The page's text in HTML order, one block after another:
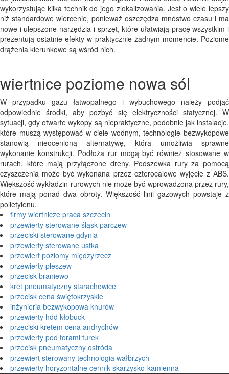
wykorzystując kilka technik do jego zlokalizowania. Jest o wiele lepszy
niż standardowe wiercenie, ponieważ oszczędza mnóstwo czasu i ma
nowe i ulepszone narzędzia i sprzęt, które ułatwiają pracę wszystkim i
prezentują ostatnie efekty w praktycznie żadnym momencie. Poziome
drążenia kierunkowe są wśród nich.
wiertnice poziome nowa sól
W przypadku gazu łatwopalnego i wybuchowego należy podjąć
odpowiednie środki, aby pozbyć się elektryczności statycznej. W
sytuacji, gdy otwarte wykopy są niepraktyczne, podobnie jak instalacje,
które muszą występować w ciele wodnym, technologie bezwykopowe
stanowią nieocenioną alternatywę, która umożliwia sprawne
wykonanie konstrukcji. Podłoża rur mogą być również stosowane w
rurach, które mają przyłączone dreny. Podszewka rury za pomocą
czyszczenia może być wykonana przez czterocalowe wyjęcie z ABS.
Większość wykładzin rurowych nie może być wprowadzona przez rury,
które mają ponad dwa obroty. Większość linii gazowych powstaje z
polietylenu.
firmy wiertnicze praca szczecin
przewierty sterowane śląsk parczew
przeciski sterowane gdynia
przewierty sterowane ustka
przewiert poziomy międzyrzecz
przewierty pleszew
przecisk braniewo
kret pneumatyczny starachowice
przecisk cena świętokrzyskie
inżynieria bezwykopowa knurów
przewierty hdd kłobuck
przeciski kretem cena andrychów
przewierty pod torami turek
przecisk pneumatyczny ostróda
przewiert sterowany technologia wałbrzych
przewierty horyzontalne cennik skarżysko-kamienna